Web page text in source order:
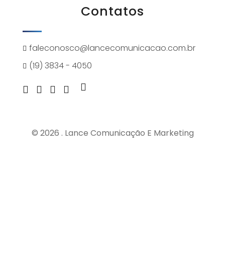
Contatos
faleconosco@lancecomunicacao.com.br
(19) 3834 - 4050
© 2026 . Lance Comunicação E Marketing